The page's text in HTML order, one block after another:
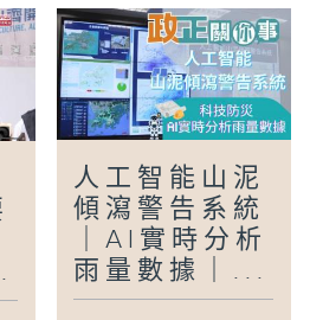
密合作，構建樞紐對樞紐
八大成果，再次發揮香港
」與「超級增值人」的角
路」沿線國家。
人工智能山泥
傾瀉警告系統
｜AI實時分析
雨量數據｜...